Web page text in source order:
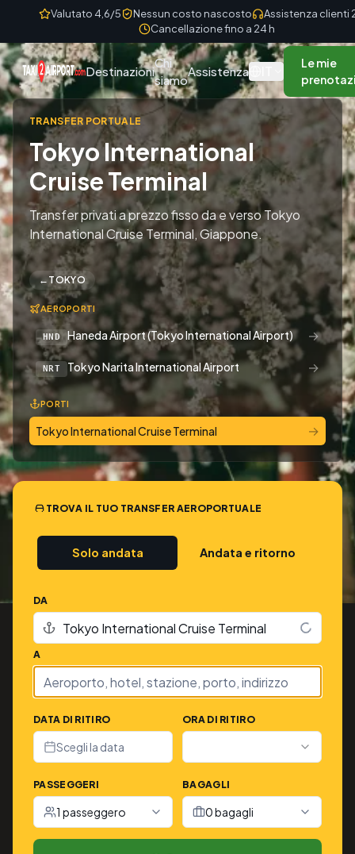
Skip to content
Valutato 4,6/5 Nessun costo nascosto
Assistenza clienti
Cancellazione fino a 24 h
Destinazioni
Chi
siamo
Assistenza
Le mie
TRANSFER PORTUALE
Tokyo International
Cruise Terminal
Transfer privati a prezzo fisso da e verso Tokyo
International Cruise Terminal, Giappone.
← TOKYO
AEROPORTI
HND Haneda Airport (Tokyo International Airport) →
NRT Tokyo Narita International Airport →
PORTI
Tokyo International Cruise Terminal →
TROVA IL TUO TRANSFER AEROPORTUALE
Solo andata Andata e ritorno
DA
A
DATA DI RITIRO
Scegli la data
ORA DI RITIRO
PASSEGGERI
1 passeggero
BAGAGLI
0 bagagli